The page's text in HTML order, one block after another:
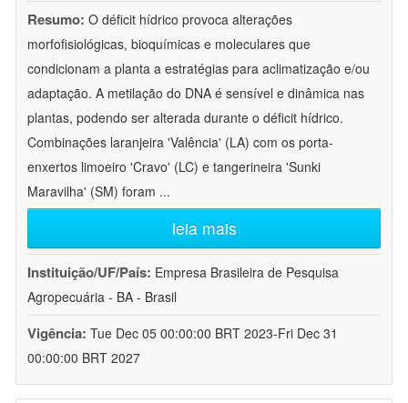
Resumo: O déficit hídrico provoca alterações
morfofisiológicas, bioquímicas e moleculares que
condicionam a planta a estratégias para aclimatização e/ou
adaptação. A metilação do DNA é sensível e dinâmica nas
plantas, podendo ser alterada durante o déficit hídrico.
Combinações laranjeira 'Valência' (LA) com os porta-
enxertos limoeiro 'Cravo' (LC) e tangerineira 'Sunki
Maravilha' (SM) foram ...
leia mais
Instituição/UF/País: Empresa Brasileira de Pesquisa
Agropecuária - BA - Brasil
Vigência: Tue Dec 05 00:00:00 BRT 2023-Fri Dec 31
00:00:00 BRT 2027